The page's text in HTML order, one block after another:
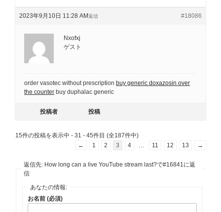
2023年9月10日 11:28 AM #18086
返信
Nxofxj
ゲスト
order vasotec without prescription buy generic doxazosin over
the counter buy duphalac generic
投稿者 投稿
15件の投稿を表示中 - 31 - 45件目 (全187件中)
←
1 2 3 4 11 12 13 →
返信先: How long can a live YouTube stream last?で#16841に返
信
あなたの情報:
お名前 (必須)